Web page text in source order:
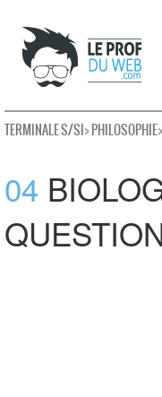
TERMINALE S/SI>PHILOSOPHIE>
04